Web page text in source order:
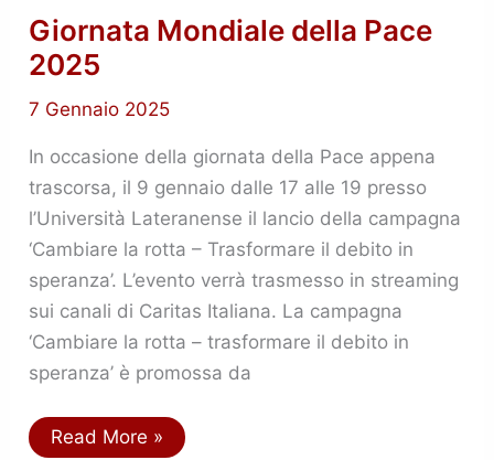
Giornata Mondiale della Pace
2025
7 Gennaio 2025
In occasione della giornata della Pace appena
trascorsa, il 9 gennaio dalle 17 alle 19 presso
l’Università Lateranense il lancio della campagna
‘Cambiare la rotta – Trasformare il debito in
speranza’. L’evento verrà trasmesso in streaming
sui canali di Caritas Italiana. La campagna
‘Cambiare la rotta – trasformare il debito in
speranza’ è promossa da
Giornata
Mondiale
della
Pace
2025
Read More »